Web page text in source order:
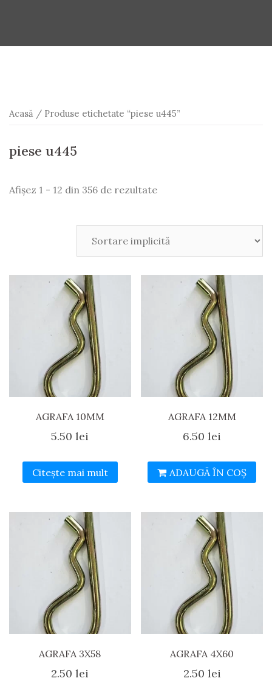
Acasă / Produse etichetate “piese u445”
piese u445
Afișez 1 - 12 din 356 de rezultate
AGRAFA 10MM
5.50lei
Citește mai mult
AGRAFA 12MM
6.50lei
ADAUGĂ ÎN COȘ
AGRAFA 3X58
2.50lei
AGRAFA 4X60
2.50 lei